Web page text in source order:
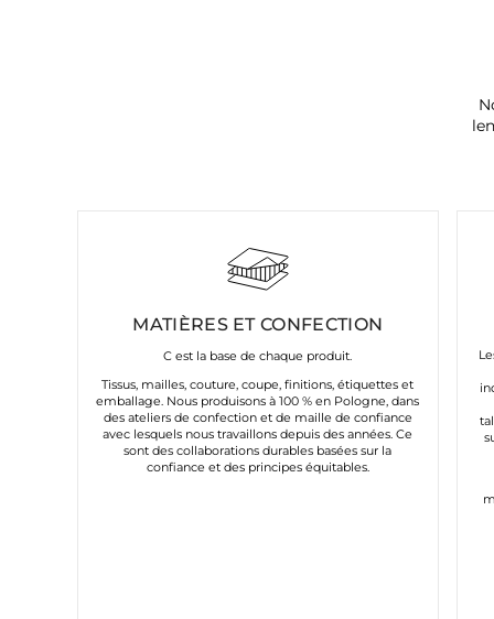
MATIÈRES ET CONFECTION
C est la base de chaque produit.
Tissus, mailles, couture, coupe, finitions, étiquettes et
emballage. Nous produisons à 100 % en Pologne, dans
des ateliers de confection et de maille de confiance
avec lesquels nous travaillons depuis des années. Ce
sont des collaborations durables basées sur la
confiance et des principes équitables.